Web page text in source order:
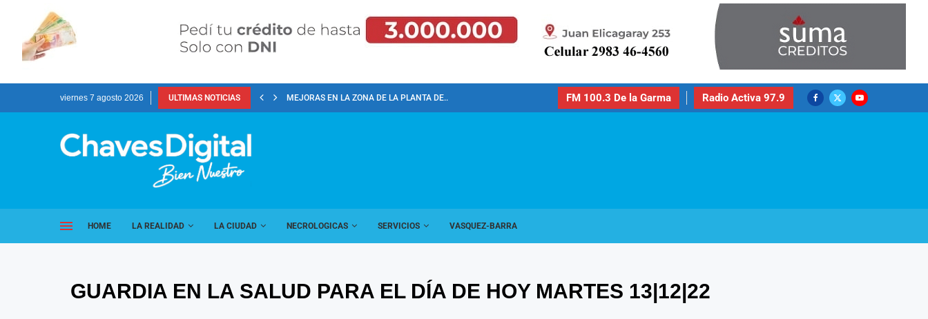
viernes 7 agosto 2026 ULTIMAS NOTICIAS MEJORAS EN LA ZONA DE LA PLANTA DE... FM 100.3 De la Garma Radio Activa 97.9
HOME LA REALIDAD LA CIUDAD NECROLOGICAS SERVICIOS VASQUEZ-BARRA
GUARDIA EN LA SALUD PARA EL DÍA DE HOY MARTES 13|12|22